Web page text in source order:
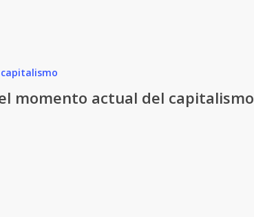
momento actual del capitalismo